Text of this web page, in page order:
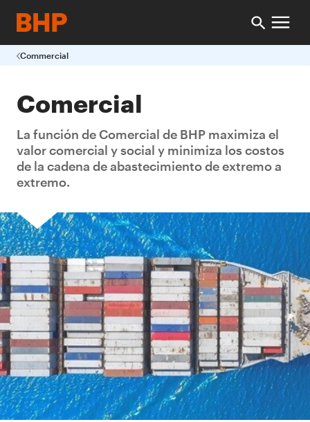
Commercial
Comercial
La función de Comercial de BHP maximiza el
valor comercial y social y minimiza los costos
de la cadena de abastecimiento de extremo a
extremo.